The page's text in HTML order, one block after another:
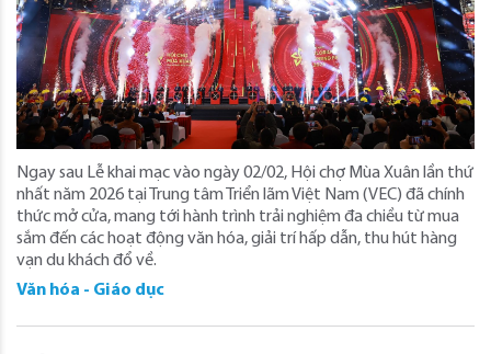
Ngay sau Lễ khai mạc vào ngày 02/02, Hội chợ Mùa Xuân lần thứ
nhất năm 2026 tại Trung tâm Triển lãm Việt Nam (VEC) đã chính
thức mở cửa, mang tới hành trình trải nghiệm đa chiều từ mua
sắm đến các hoạt động văn hóa, giải trí hấp dẫn, thu hút hàng
vạn du khách đổ về.
Văn hóa - Giáo dục